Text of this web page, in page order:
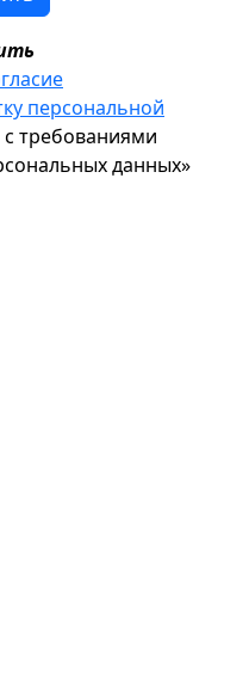
персональной
с требованиями
данных»